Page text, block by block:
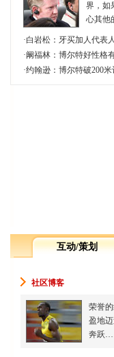
界，如
心其
·白岩松：牙买加人代表
·阚福林：博尔特好性格
·约翰逊：博尔特破200
互动/策划
社区博客
荣誉
盈地
奔跃